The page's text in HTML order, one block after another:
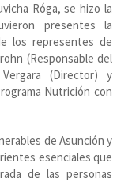
Róga, se hizo la
presentes la
los representes de
(Responsable del
(Director) y
Nutrición con
de Asunción y
esenciales que
de las personas